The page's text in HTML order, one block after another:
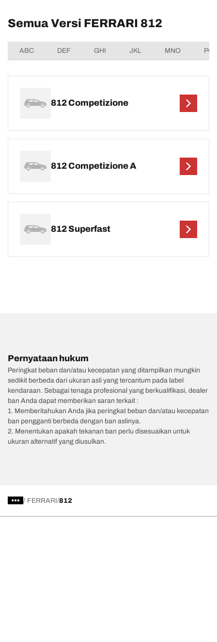
Semua Versi FERRARI 812
ABC DEF GHI JKL MNO
812 Competizione
812 Competizione A
812 Superfast
Pernyataan hukum
Peringkat beban dan/atau kecepatan yang ditampilkan mungkin
sedikit berbeda dari ukuran asli yang tercantum pada label
kendaraan. Sebagai tenaga profesional yang berkualifikasi, dealer
ban Anda dapat memberikan saran terkait :
1. Memberitahukan Anda jika peringkat beban dan/atau kecepatan
ban pengganti berbeda dengan ban aslinya.
2. Menentukan apakah tekanan ban perlu disesuaikan untuk
ukuran alternatif yang diusulkan.
/ FERRARI 812